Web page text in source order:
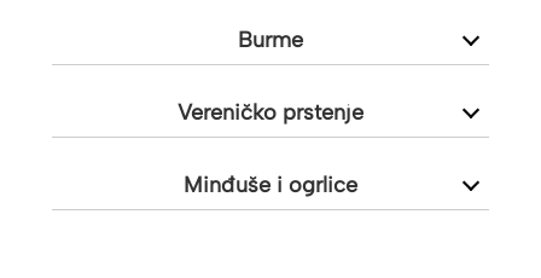
Burme
Vereničko prstenje
Minđuše i ogrlice